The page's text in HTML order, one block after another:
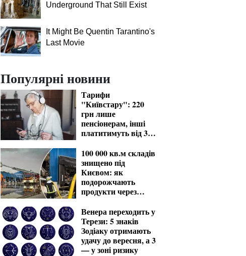
Underground That Still Exist
It Might Be Quentin Tarantino's
Last Movie
Популярні новини
Тарифи
"Київстару": 220
грн лише
пенсіонерам, інші
платитимуть від 370
100 000 кв.м складів
знищено під
Києвом: як
подорожчають
продукти через
Венера переходить у
Терези: 5 знаків
Зодіаку отримають
удачу до вересня, а 3
— у зоні ризику